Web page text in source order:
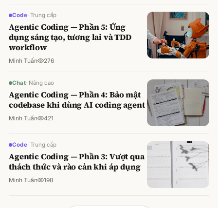
Code· Trung cấp
Agentic Coding — Phần 5: Ứng
dụng sáng tạo, tương lai và TDD
workflow
Minh Tuấn 276
Chat· Nâng cao
Agentic Coding — Phần 4: Bảo mật
codebase khi dùng AI coding agent
Minh Tuấn 421
Code· Trung cấp
Agentic Coding — Phần 3: Vượt qua
thách thức và rào cản khi áp dụng
Minh Tuấn 198